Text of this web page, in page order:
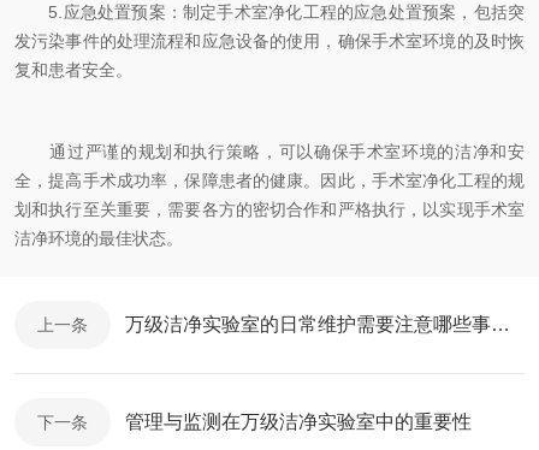
5.应急处置预案：制定手术室净化工程的应急处置预案，包括突
发污染事件的处理流程和应急设备的使用，确保手术室环境的及时恢
复和患者安全。
通过严谨的规划和执行策略，可以确保手术室环境的洁净和安
全，提高手术成功率，保障患者的健康。因此，手术室净化工程的规
划和执行至关重要，需要各方的密切合作和严格执行，以实现手术室
洁净环境的最佳状态。
上一条 万级洁净实验室的日常维护需要注意哪些事项？
下一条 管理与监测在万级洁净实验室中的重要性